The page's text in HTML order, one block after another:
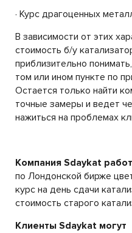
· Курс драгоценных
В зависимости от этих
стоимость б/у
приблизительно
том или ином пункте по
Остается только найти
точные замеры и ведет
нажиться на проблемах
Компания Sdaykat
по Лондонской бирже
курс на день сдачи
стоимость старого
Клиенты Sdaykat могут